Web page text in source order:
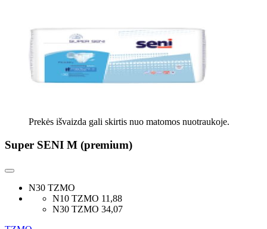
Prekės išvaizda gali skirtis nuo matomos nuotraukoje.
Super SENI M (premium)
N30 TZMO
N10 TZMO 11,88
N30 TZMO 34,07